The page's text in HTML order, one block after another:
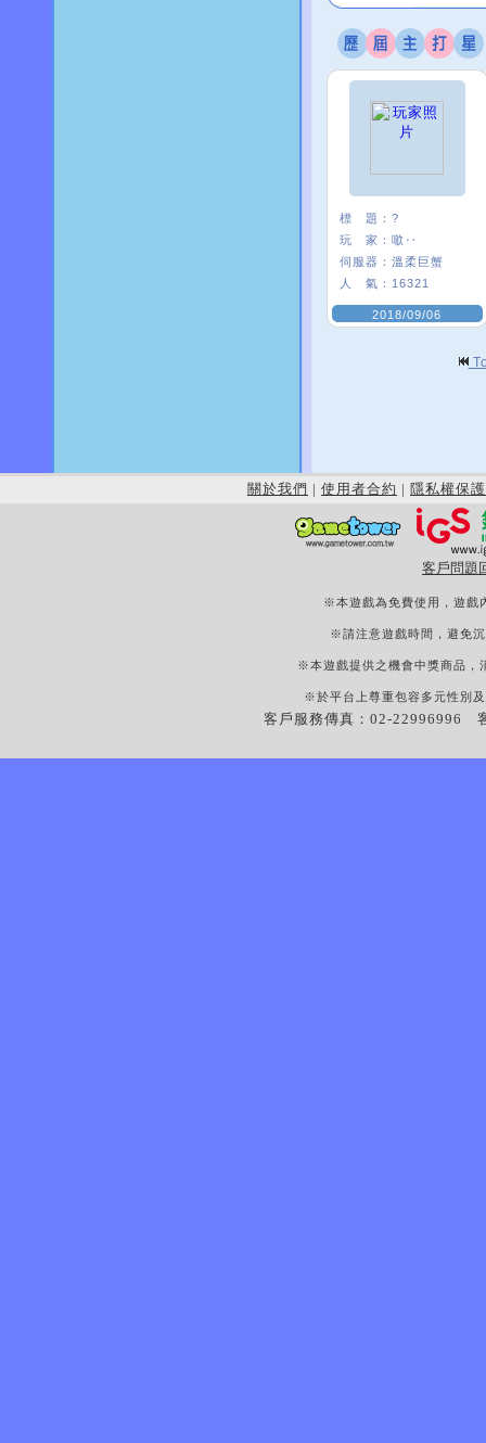
標 題： ?
玩 家： 噷‥
伺服器： 溫柔巨蟹
人 氣： 16321
2018/09/06
關於我們 | 使用者合約 | 隱私權保護
客戶問題
※本遊戲為免費使用，遊戲
※請注意遊戲時間，避免
※本遊戲提供之機會中獎商品，
※於平台上尊重包容多元性別
客戶服務傳真：02-22996996